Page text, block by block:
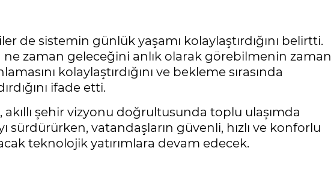
de sistemin günlük yaşamı kolaylaştırdığını belirtti.
ne zaman geleceğini anlık olarak görebilmenin zaman
kolaylaştırdığını ve bekleme sırasında
ifade etti.
şehir vizyonu doğrultusunda toplu ulaşımda
sürdürürken, vatandaşların güvenli, hızlı ve konforlu
teknolojik yatırımlara devam edecek.